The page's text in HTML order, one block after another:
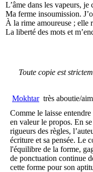
L’âme dans les vapeurs, je
Ma ferme insoumission.
À la rime amoureuse ; elle
La liberté des mots et
Toute copie est
Mokhtar très aboutie/
Comme le laisse
en valeur le propos. En
rigueurs des règles,
écriture et sa pensée. Le
l'équilibre de la forme,
de ponctuation continue
cette forme pour son